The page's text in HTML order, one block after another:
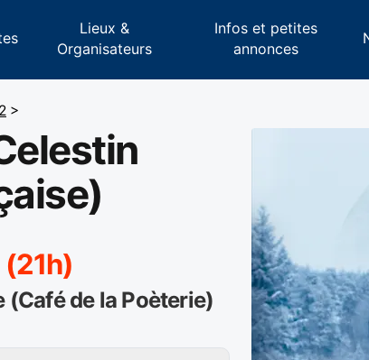
Lieux &
Organisateurs
Infos et petites
annonces
>
de la Poèterie)